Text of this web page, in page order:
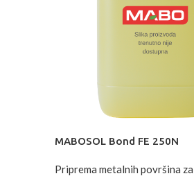
MABOSOL Bond FE 250N
Priprema metalnih površina za